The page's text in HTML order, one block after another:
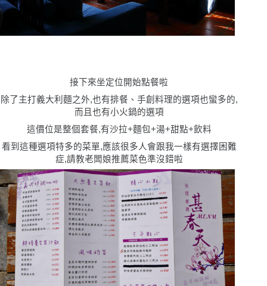
接下來坐定位開始點餐啦
除了主打義大利麵之外,也有排餐、手創料理的選項也蠻多的,
而且也有小火鍋的選項
這價位是整個套餐,有沙拉+麵包+湯+甜點+飲料
看到這種選項特多的菜單,應該很多人會跟我一樣有選擇困難
症,請教老闆娘推薦菜色準沒錯啦